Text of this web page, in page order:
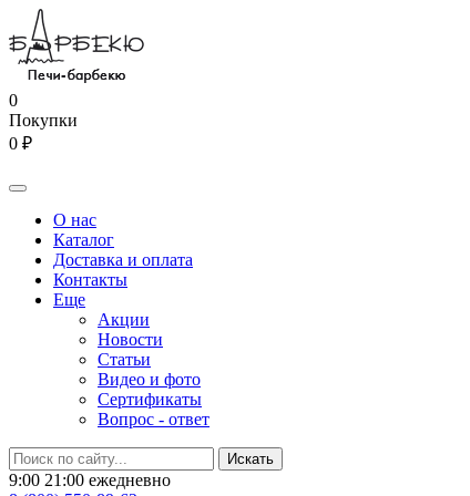
0
Покупки
0 ₽
О нас
Каталог
Доставка и оплата
Контакты
Еще
Акции
Новости
Статьи
Видео и фото
Сертификаты
Вопрос - ответ
9:00 21:00 ежедневно